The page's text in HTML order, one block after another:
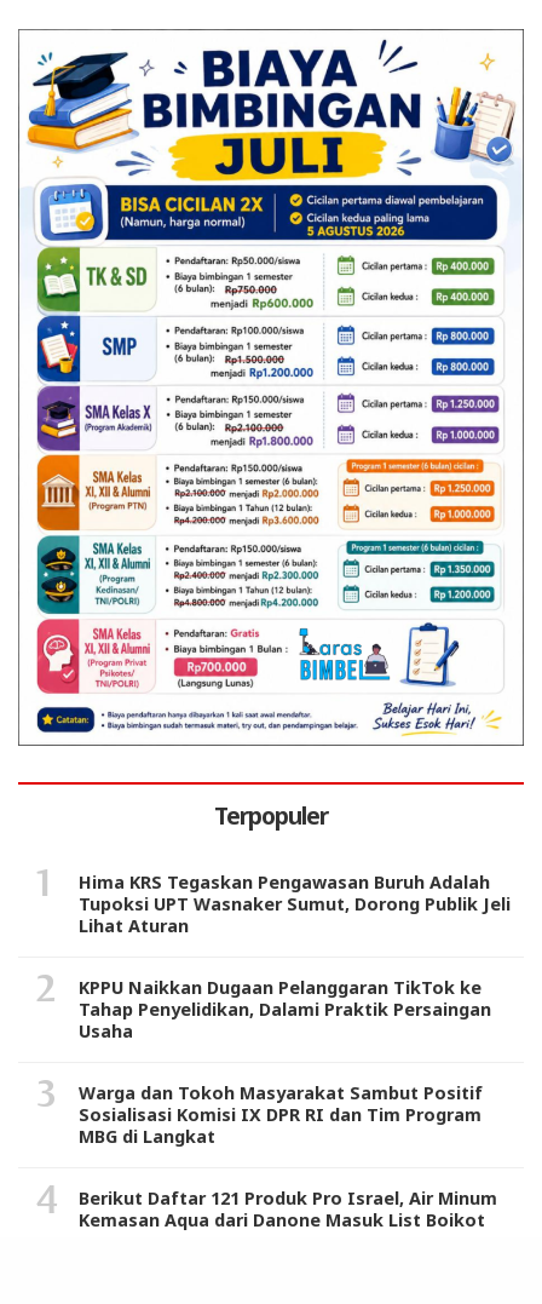
Terpopuler
Hima KRS Tegaskan Pengawasan Buruh Adalah
Tupoksi UPT Wasnaker Sumut, Dorong Publik Jeli
Lihat Aturan
KPPU Naikkan Dugaan Pelanggaran TikTok ke
Tahap Penyelidikan, Dalami Praktik Persaingan
Usaha
Warga dan Tokoh Masyarakat Sambut Positif
Sosialisasi Komisi IX DPR RI dan Tim Program
MBG di Langkat
Berikut Daftar 121 Produk Pro Israel, Air Minum
Kemasan Aqua dari Danone Masuk List Boikot